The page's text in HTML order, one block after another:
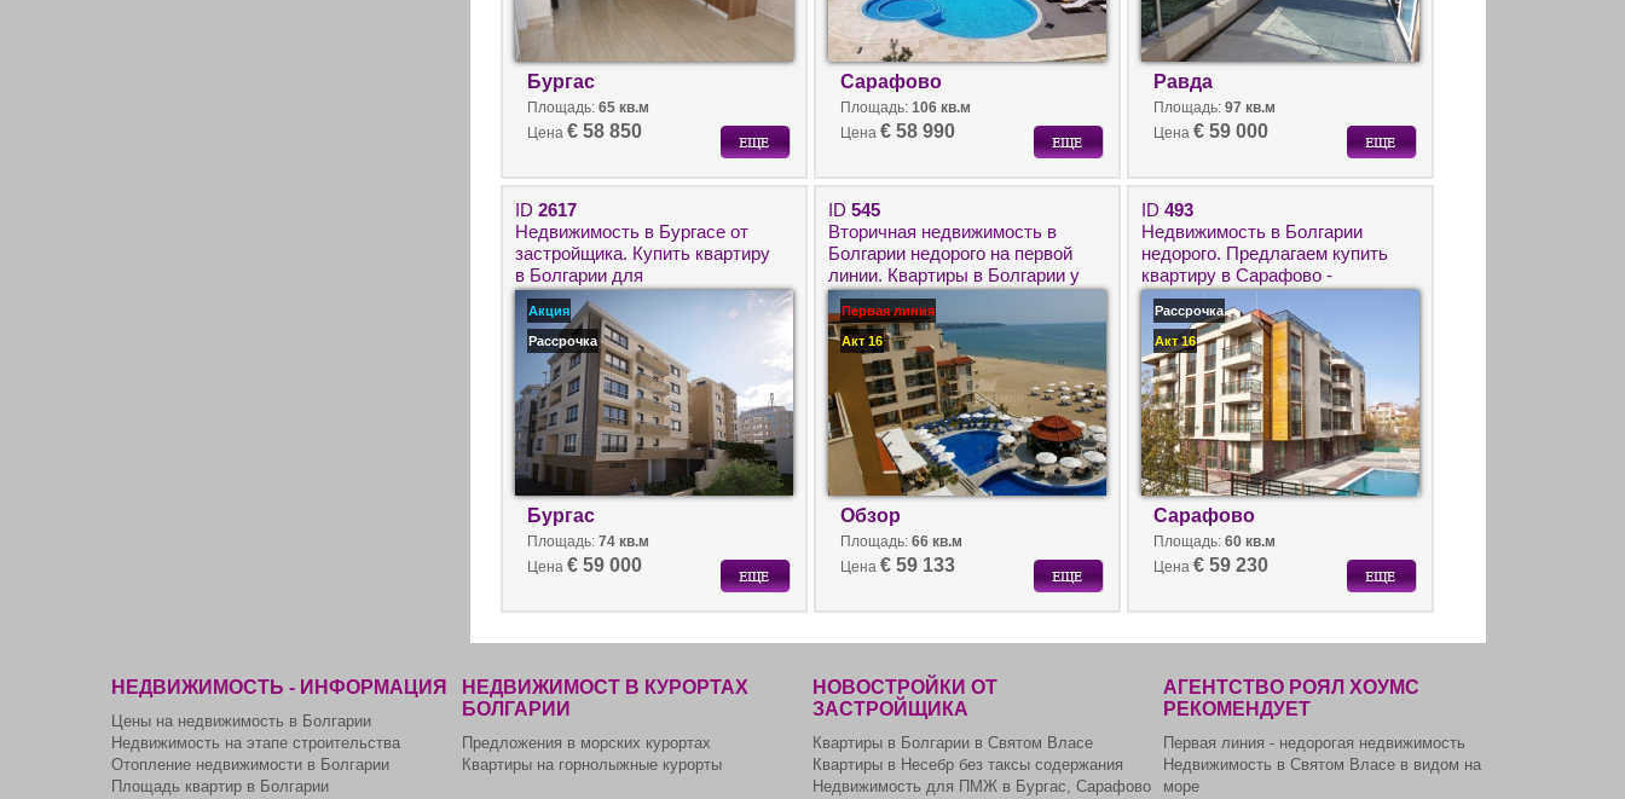
Бургас
Площадь: 65 кв.м
Цена € 58 850
Сарафово
Площадь: 106 кв.м
Цена € 58 990
Равда
Площадь: 97 кв.м
Цена € 59 000
ID 2617
Недвижимость в Бургасе от
застройщика. Купить квартиру
в Болгарии для
круглогодичного проживания.
Акция
Рассрочка
Бургас
Площадь: 74 кв.м
Цена € 59 000
ID 545
Вторичная недвижимость в
Болгарии недорого на первой
линии. Квартиры в Болгарии у
моря в Обзор.
Первая линия
Акт 16
Обзор
Площадь: 66 кв.м
Цена € 59 133
ID 493
Недвижимость в Болгарии
недорого. Предлагаем купить
квартиру в Сарафово -
комплекс Астрея.
Рассрочка
Акт 16
Сарафово
Площадь: 60 кв.м
Цена € 59 230
НЕДВИЖИМОСТЬ - ИНФОРМАЦИЯ
Цены на недвижимость в Болгарии
Недвижимость на этапе строительства
Отопление недвижимости в Болгарии
Площадь квартир в Болгарии
НЕДВИЖИМОСТ В КУРОРТАХ
БОЛГАРИИ
Предложения в морских курортах
Квартиры на горнолыжные курорты
НОВОСТРОЙКИ ОТ
ЗАСТРОЙЩИКА
Квартиры в Болгарии в Святом Власе
Квартиры в Несебр без таксы содержания
Недвижимость для ПМЖ в Бургас, Сарафово
АГЕНТСТВО РОЯЛ ХОУМС
РЕКОМЕНДУЕТ
Первая линия - недорогая недвижимость
Недвижимость в Святом Власе в видом на
море